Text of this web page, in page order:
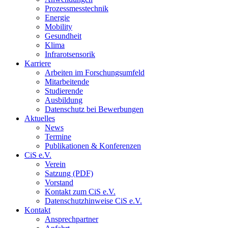
Prozessmesstechnik
Energie
Mobility
Gesundheit
Klima
Infrarotsensorik
Karriere
Arbeiten im Forschungsumfeld
Mitarbeitende
Studierende
Ausbildung
Datenschutz bei Bewerbungen
Aktuelles
News
Termine
Publikationen & Konferenzen
CiS e.V.
Verein
Satzung (PDF)
Vorstand
Kontakt zum CiS e.V.
Datenschutzhinweise CiS e.V.
Kontakt
Ansprechpartner